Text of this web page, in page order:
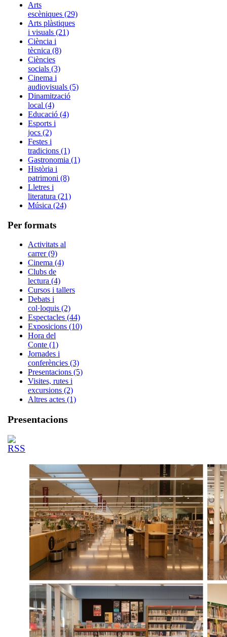
Arts
escèniques (29)
Arts plàstiques
i visuals (21)
Ciència i
tècnica (8)
Ciències
socials (3)
Cinema i
audiovisuals (5)
Dinamització
local (4)
Educació (4)
Esports i
jocs (2)
Festes i
tradicions (1)
Gastronomia (1)
Història i
patrimoni (8)
Lletres i
literatura (21)
Música (24)
Per formats
Activitats al
carrer (9)
Cinema (4)
Clubs de
lectura (4)
Cursos i tallers
Debats i
col·loquis (2)
Espectacles (44)
Exposicions (10)
Hora del
Conte (1)
Jornades i
conferències (3)
Presentacions (5)
Visites, rutes i
excursions (2)
Altres actes (1)
Presentacions